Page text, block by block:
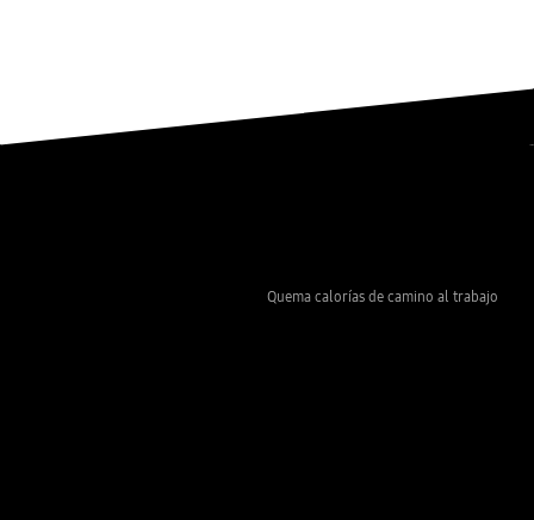
Quema calorías de camino al trabajo